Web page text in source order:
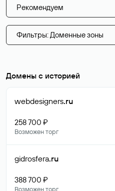
Рекомендуем
Фильтры: Доменные зоны
Домены с историей
webdesigners.ru
258 700 ₽
Возможен торг
gidrosfera.ru
388 700 ₽
Возможен торг